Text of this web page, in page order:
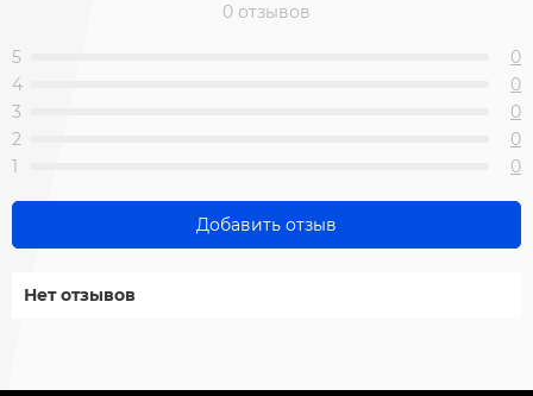
0 отзывов
5
0
4
0
3
0
2
0
1
0
Добавить отзыв
Нет отзывов